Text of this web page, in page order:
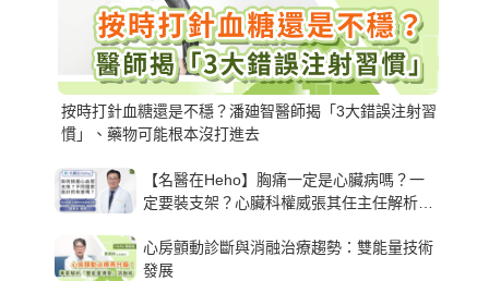
按時打針血糖還是不穩？潘廸智醫師揭「3大錯誤注射習
慣」、藥物可能根本沒打進去
【名醫在Heho】胸痛一定是心臟病嗎？一
定要裝支架？心臟科權威張其任主任解析支
心房顫動診斷與消融治療趨勢：雙能量技術
發展